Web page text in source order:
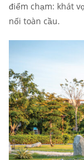
điểm chạm: khát
nối toàn cầu.